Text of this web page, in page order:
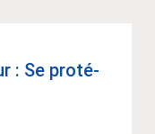
: Se pro­té­